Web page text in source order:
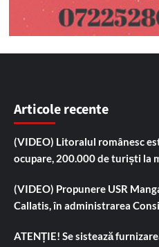
Articole recente
(VIDEO) Litoralul românesc
ocupare, 200.000 de turiști la
(VIDEO) Propunere USR
Callatis, în administrarea
ATENȚIE! Se sistează